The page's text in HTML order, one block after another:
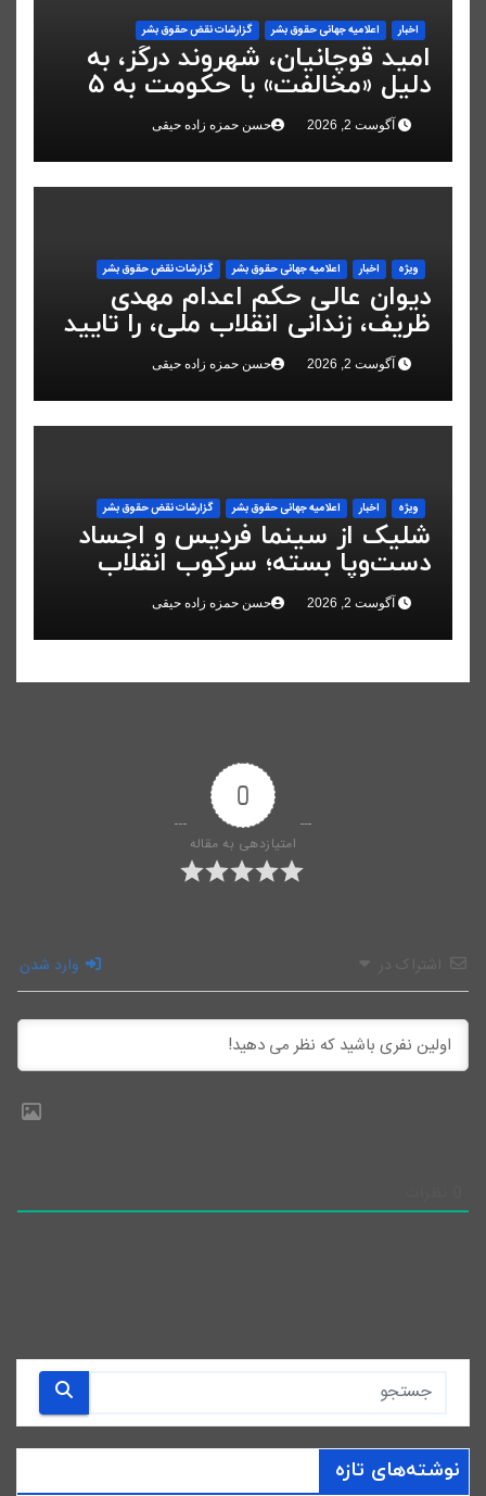
اخبار اعلاميه جهانی حقوق بشر گزارشات نقض حقوق بشر
امید قوچانیان، شهروند درگز، به
دلیل «مخالفت» با حکومت به ۵
سال زندان محکوم شد
آگوست 2, 2026 حسن حمزه زاده حیقی
ویژه اخبار اعلاميه جهانی حقوق بشر گزارشات نقض حقوق بشر
دیوان عالی حکم اعدام مهدی
ظریف، زندانی انقلاب ملی، را تایید
کرد آگوست 2, 2026 حسن حمزه زاده حیقی
ویژه اخبار اعلاميه جهانی حقوق بشر گزارشات نقض حقوق بشر
شلیک از سینما فردیس و اجساد
دست‌وپا بسته؛ سرکوب انقلاب
ملی در البرز
آگوست 2, 2026 حسن حمزه زاده حیقی
0
امتیازدهی به مقاله
اشتراک در وارد شدن
نوشته‌های تازه